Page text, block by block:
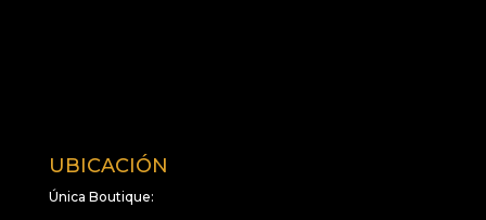
UBICACIÓN
Única Boutique: